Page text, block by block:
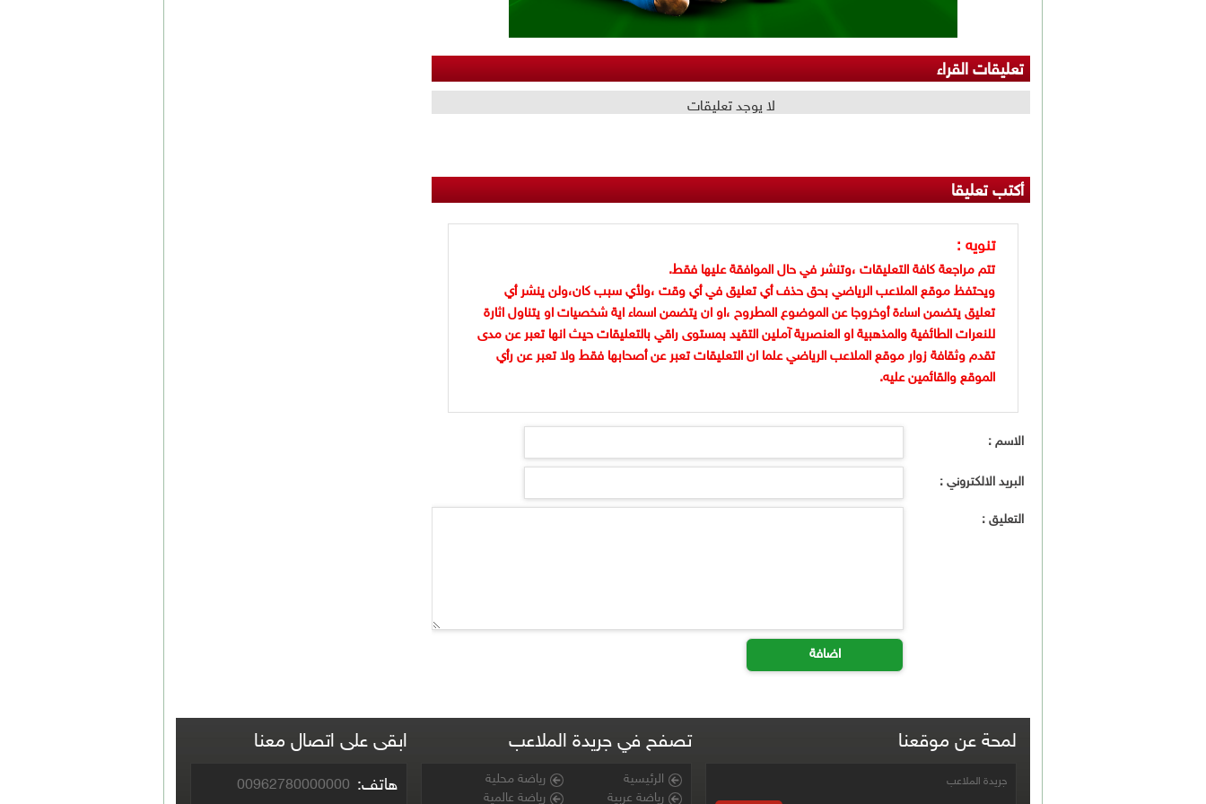
تعليقات القراء
لا يوجد تعليقات
أكتب تعليقا
تنويه :
تتم مراجعة كافة التعليقات ،وتنشر في حال الموافقة عليها فقط.
ويحتفظ موقع الملاعب الرياضي بحق حذف أي تعليق في أي وقت ،ولأي سبب كان،ولن ينشر أي
تعليق يتضمن اساءة أوخروجا عن الموضوع المطروح ،او ان يتضمن اسماء اية شخصيات او يتناول اثارة
للنعرات الطائفية والمذهبية او العنصرية آملين التقيد بمستوى راقي بالتعليقات حيث انها تعبر عن مدى
تقدم وثقافة زوار موقع الملاعب الرياضي علما ان التعليقات تعبر عن أصحابها فقط ولا تعبر عن رأي
الموقع والقائمين عليه.
الاسم :
البريد الالكتروني :
التعليق :
اضافة
لمحة عن موقعنا
جريدة الملاعب
تصفح في جريدة الملاعب
الرئيسية
رياضة محلية
رياضة عربية
رياضة عالمية
ابقى على اتصال معنا
هاتف: 00962780000000